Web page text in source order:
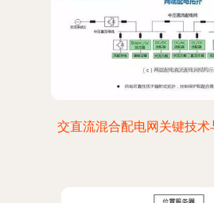
交直流混合配电网关键技